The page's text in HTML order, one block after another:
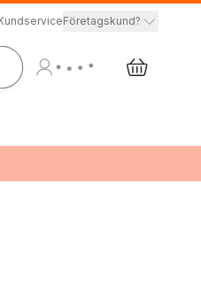
Företagskund?